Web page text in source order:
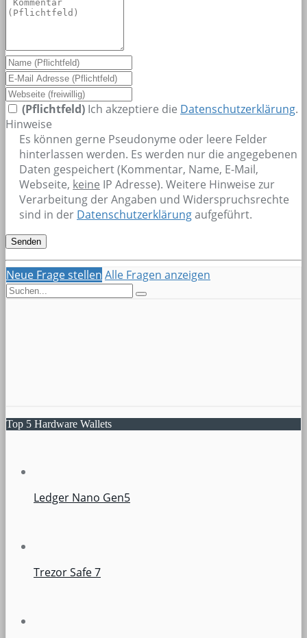
(Pflichtfeld) Ich akzeptiere die Datenschutzerklärung.
Hinweise
Es können gerne Pseudonyme oder leere Felder
hinterlassen werden. Es werden nur die angegebenen
Daten gespeichert (Kommentar, Name, E-Mail,
Webseite, keine IP Adresse). Weitere Hinweise zur
Verarbeitung der Angaben und Widerspruchsrechte
sind in der Datenschutzerklärungaufgeführt.
Neue Frage stellen Alle Fragen anzeigen
Top 5 Hardware Wallets
Ledger Nano Gen5
Trezor Safe 7